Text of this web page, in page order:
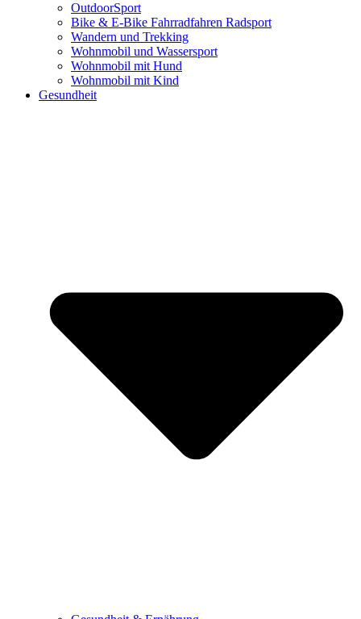
OutdoorSport
Bike & E-Bike Fahrradfahren Radsport
Wandern und Trekking
Wohnmobil und Wassersport
Wohnmobil mit Hund
Wohnmobil mit Kind
Gesundheit